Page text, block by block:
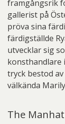
framgångsrik
gallerist på
pröva sina
färdigställde
utvecklar sig
konsthandlare
tryck bestod
välkända
The